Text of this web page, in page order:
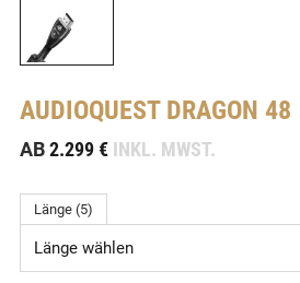
AUDIOQUESTDRAGON 48
AB2.299 € INKL. MWST.
Länge (5)
Länge wählen